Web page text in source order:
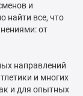
и
найти все, что
от
направлений
и многих
и для опытных